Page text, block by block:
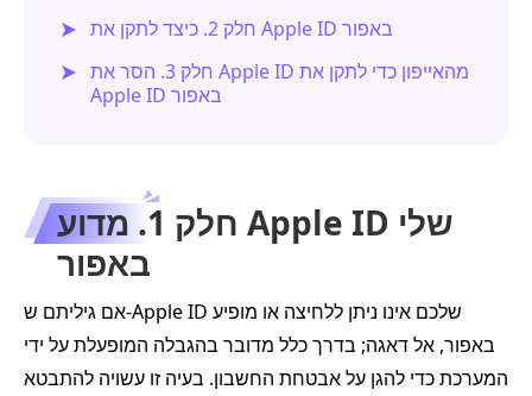
חלק 2. כיצד לתקן את Apple ID באפור
חלק 3. הסר את Apple ID מהאייפון כדי לתקן את
Apple ID באפור
חלק 1. מדוע Apple ID שלי
באפור
אם גיליתם ש-Apple ID שלכם אינו ניתן ללחיצה או מופיע
באפור, אל דאגה; בדרך כלל מדובר בהגבלה המופעלת על ידי
המערכת כדי להגן על אבטחת החשבון. בעיה זו עשויה להתבטא